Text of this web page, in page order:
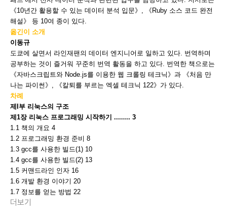
《10년간 활용할 수 있는 데이터 분석 입문》, 《Ruby 소스 코드 완전
해설》 등 10여 종이 있다.
옮긴이 소개
이동규
도쿄에 살면서 라인재팬의 데이터 엔지니어로 일하고 있다. 번역하며
공부하는 것이 즐거워 꾸준히 번역 활동을 하고 있다. 번역한 책으로는
《자바스크립트와 Node.js를 이용한 웹 크롤링 테크닉》과 《처음 만
나는 파이썬》, 《칼퇴를 부르는 엑셀 테크닉 122》가 있다.
차례
제I부 리눅스의 구조
제1장 리눅스 프로그래밍 시작하기 ........ 3
1.1 책의 개요 4
1.2 프로그래밍 환경 준비 8
1.3 gcc를 사용한 빌드(1) 10
1.4 gcc를 사용한 빌드(2) 13
1.5 커맨드라인 인자 16
1.6 개발 환경 이야기 20
1.7 정보를 얻는 방법 22
더보기